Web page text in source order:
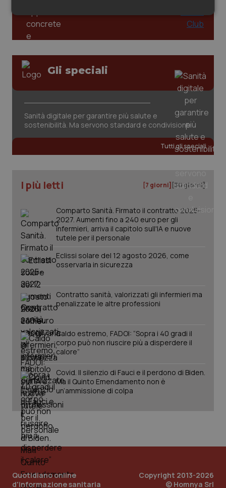
Valle D’Aosta
Veneto
Oncodermatologia
Oncoematologia
Oncologia & Nutrizione
Psoriasi & pelle
Quotidiano Cardiologia
Quotidiano Oncologia
Quotidiano Pediatria
Rene & patologie urogenitali
Salute orale & impianti
Sangue & coagulazione
Tiroide
Tumore al seno
Tumore ovarico
Tumori del Polmone & Testa Collo
Tumori gastrointestinali
Ulcera & Reflusso
Vaccini
Gli speciali
Sanità digitale per garantire più salute e
sostenibilità. Ma servono standard e condivisione
Tutti gli speciali
I più letti [7 giorni] [30 giorni]
Comparto Sanità. Firmato il contratto 2025-
2027. Aumenti fino a 240 euro per gli
infermieri, arriva il capitolo sull'IA e nuove
tutele per il personale
Eclissi solare del 12 agosto 2026, come
osservarla in sicurezza
Contratto sanità, valorizzati gli infermieri ma
penalizzate le altre professioni
Caldo estremo, FADOI: “Sopra i 40 gradi il
corpo può non riuscire più a disperdere il
calore”
Covid. Il silenzio di Fauci e il perdono di Biden.
Ma il Quinto Emendamento non è
un’ammissione di colpa
Quotidiano online
d'informazione sanitaria
Copyright 2013-2026
© Homnya Srl
Necessari Statistici Marketing
sito web abilitandone funzionalità di base quali la
navigazione sulle pagine e l'accesso alle aree
funzionare correttamente senza questi cookie.
Nome
Fornitore/Dominio
CookieScriptConsent
CookieScript
www.quotidianosanita.it
tracking-sites-ironfish-
2